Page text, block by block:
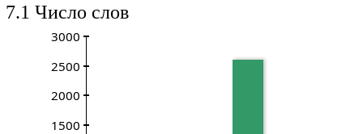
7.1 Число слов
1500
2000
2500
3000